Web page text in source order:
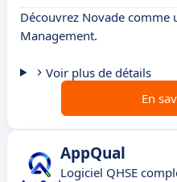
Découvrez Novade comme
Management.
Voir plus de détails
En
AppQual
Logiciel QHSE